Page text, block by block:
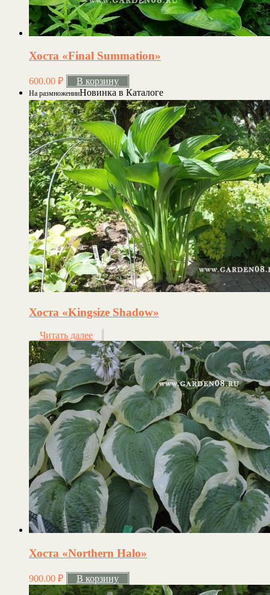
Хоста «Final Summation»
600.00 ₽ В корзину
На размноженииНовинка в Каталоге
Хоста «Kingsize Shadow»
Читать далее
Хоста «Northern Halo»
900.00 ₽ В корзину